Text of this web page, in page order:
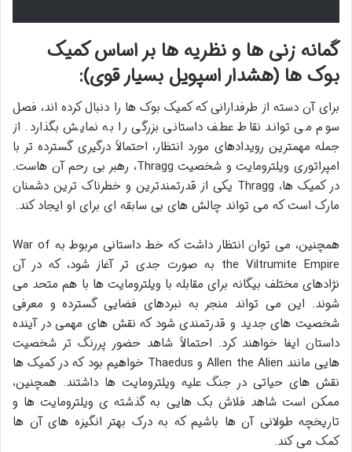
گمانه زنی ها و نظریه ها بر اساس کمیک
بوک ها (هشدار اسپویل بسیار قوی):
برای آن دسته از طرفدارانی که کمیک بوک ها را دنبال کرده اند، فصل
سوم می تواند نقاط عطف داستانی بزرگی را به نمایش بگذارد. از
جمله مهمترین رویدادهای مورد انتظار، احتمالاً درگیری گسترده تر با
امپراتوری ویلترومایت و شخصیت Thragg، رهبر بی رحم آن هاست.
در کمیک ها، Thragg یکی از قدرتمندترین و خطرناک ترین دشمنان
مارک است که می تواند چالش های بی سابقه ای برای او ایجاد کند.
همچنین، می توان انتظار داشت که خط داستانی مربوط به War of
the Viltrumite Empire به صورت جدی تر آغاز شود، که در آن
نژادهای مختلف بیگانه برای مقابله با ویلترومایت ها با هم متحد می
شوند. این می تواند منجر به نبردهای فضایی گسترده و معرفی
شخصیت های جدید و قدرتمندی شود که نقش های مهمی در آینده
داستان ایفا خواهند کرد. احتمالاً شاهد حضور پررنگ تر شخصیت
هایی مانند Allen the Alien و Thaedus خواهیم بود که در کمیک ها
نقش های حیاتی در جنگ علیه ویلترومایت ها داشتند. همچنین،
ممکن است شاهد فلاش بک هایی به گذشته ی ویلترومایت ها و
تاریخچه طولانی آن ها باشیم که به درک بهتر انگیزه های آن ها
کمک می کند.